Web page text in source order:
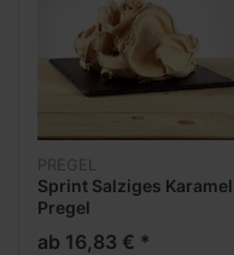
PREGEL
Sprint Salziges Karamel
Pregel
ab 16,83 € *